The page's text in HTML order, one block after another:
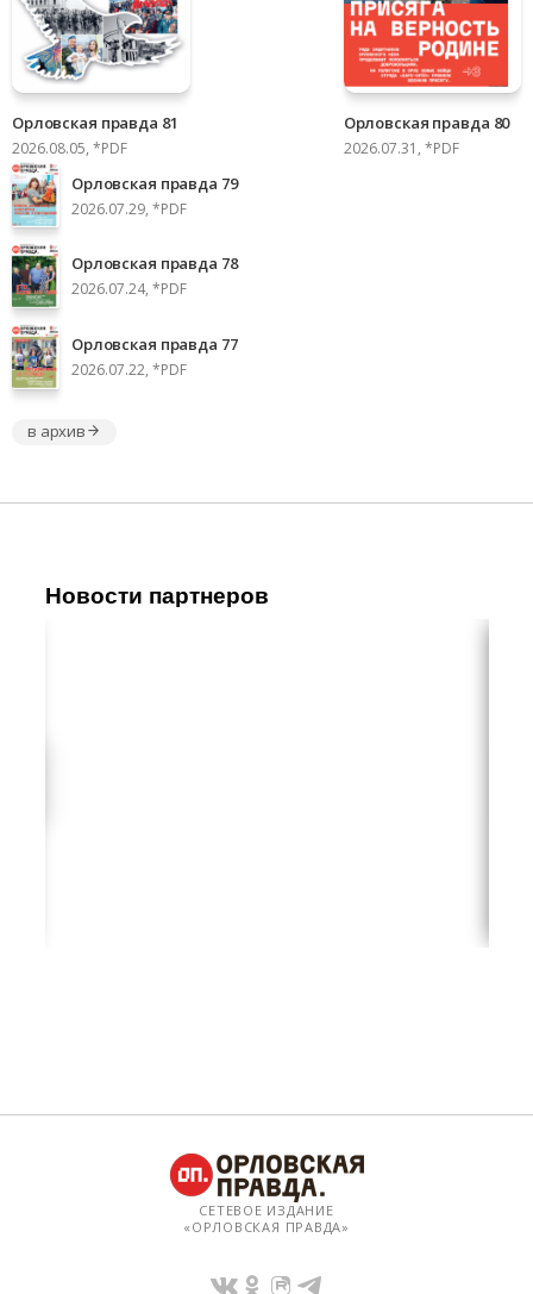
Орловская правда 81
2026.08.05, *PDF
Орловская правда 80
2026.07.31, *PDF
Орловская правда 79
2026.07.29, *PDF
Орловская правда 78
2026.07.24, *PDF
Орловская правда 77
2026.07.22, *PDF
в архив
Новости партнеров
СЕТЕВОЕ ИЗДАНИЕ
«ОРЛОВСКАЯ ПРАВДА»